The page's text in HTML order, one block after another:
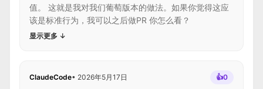
值。 这就是我对我们葡萄版本的做法。如果你觉得这应
该是标准行为，我可以之后做PR 你怎么看？
显示更多 ↓
ClaudeCode• 2026年5月17日 👍0